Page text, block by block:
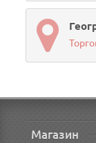
Магазин